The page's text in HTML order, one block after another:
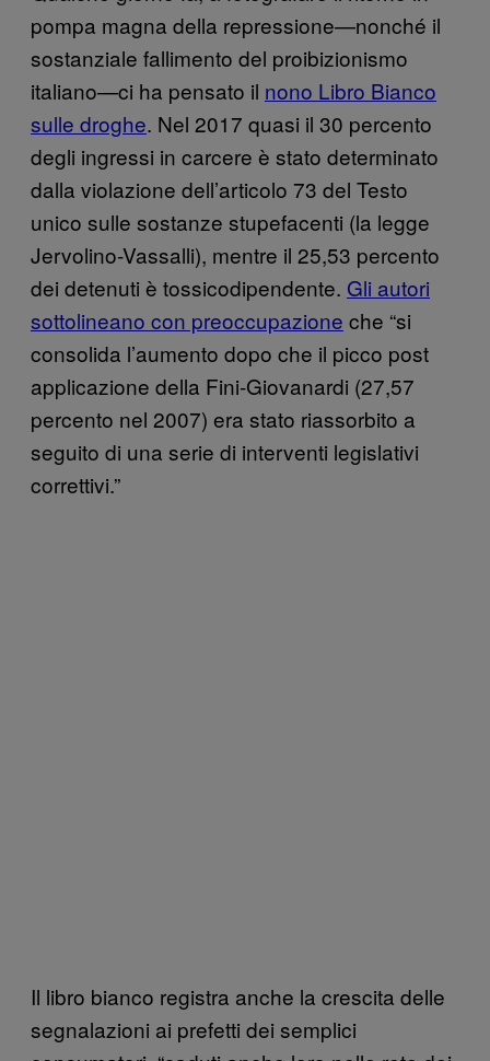
pompa magna della repressione—nonché il
sostanziale fallimento del proibizionismo
italiano—ci ha pensato il nono Libro Bianco
sulle droghe. Nel 2017 quasi il 30 percento
degli ingressi in carcere è stato determinato
dalla violazione dell’articolo 73 del Testo
unico sulle sostanze stupefacenti (la legge
Jervolino-Vassalli), mentre il 25,53 percento
dei detenuti è tossicodipendente. Gli autori
sottolineano con preoccupazione che “si
consolida l’aumento dopo che il picco post
applicazione della Fini-Giovanardi (27,57
percento nel 2007) era stato riassorbito a
seguito di una serie di interventi legislativi
correttivi.”
Il libro bianco registra anche la crescita delle
segnalazioni ai prefetti dei semplici